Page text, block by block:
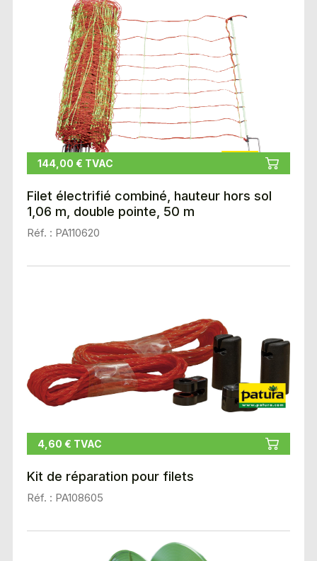
144,00 € TVAC
Filet électrifié combiné, hauteur hors sol
1,06 m, double pointe, 50 m
Réf. : PA110620
4,60 € TVAC
Kit de réparation pour filets
Réf. : PA108605